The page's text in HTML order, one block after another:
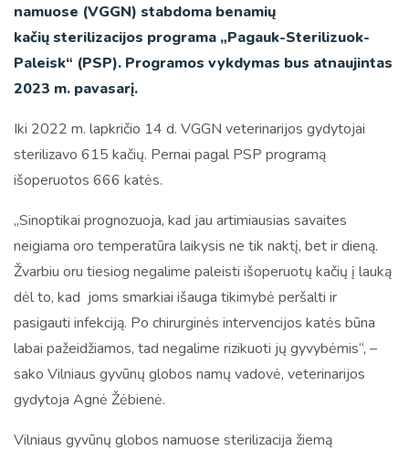
namuose (VGGN) stabdoma benamių
kačių sterilizacijos programa „Pagauk-Sterilizuok-
Paleisk“ (PSP). Programos vykdymas bus atnaujintas
2023 m. pavasarį.
Iki 2022 m. lapkričio 14 d. VGGN veterinarijos gydytojai
sterilizavo 615 kačių. Pernai pagal PSP programą
išoperuotos 666 katės.
„Sinoptikai prognozuoja, kad jau artimiausias savaites
neigiama oro temperatūra laikysis ne tik naktį, bet ir dieną.
Žvarbiu oru tiesiog negalime paleisti išoperuotų kačių į lauką
dėl to, kad joms smarkiai išauga tikimybė peršalti ir
pasigauti infekciją. Po chirurginės intervencijos katės būna
labai pažeidžiamos, tad negalime rizikuoti jų gyvybėmis“, –
sako Vilniaus gyvūnų globos namų vadovė, veterinarijos
gydytoja Agnė Žėbienė.
Vilniaus gyvūnų globos namuose sterilizacija žiemą